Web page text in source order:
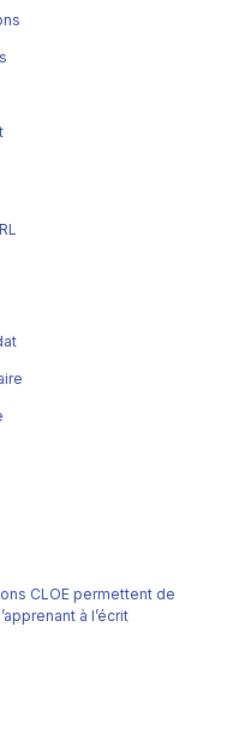
CLOE permettent de
à l’écrit